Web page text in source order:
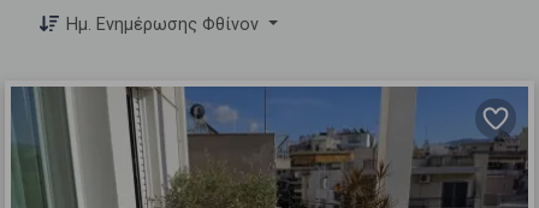
Ημ. Ενημέρωσης Φθίνον